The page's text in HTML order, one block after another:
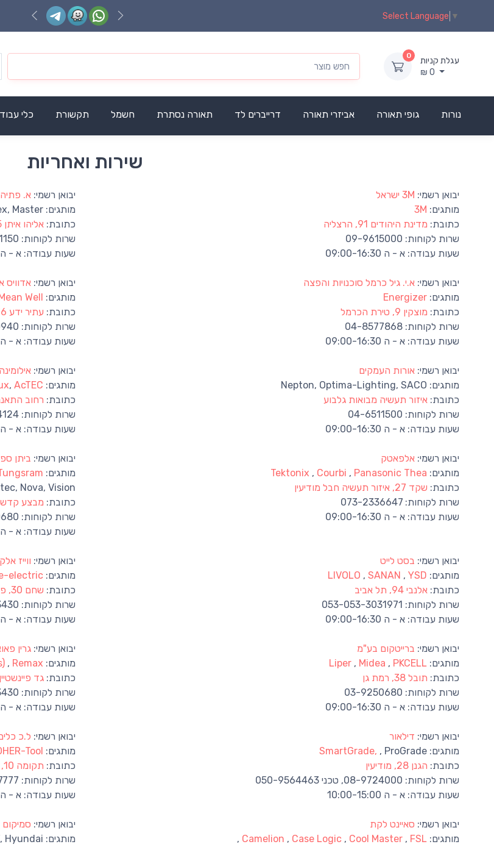
Select Language ▼
0
עגלת קניות
₪ 0
נורות גופי תאורה אביזרי תאורה דרייברים לד תאורה נסתרת חשמל תקשורת כלי
שירות ואחריות
יבואן רשמי: ‪3M‬ ישראל
מותגים: 3M
כתובת: מדינת היהודים 91, הרצליה
שרות לקוחות:
שעות עבודה: א - ה 09:00-16:30
יבואן רשמי: א. פתיה
מותגים: Master
כתובת: אליהו איתן 15, ראשון לציון
שרות לקוחות:
שעות עבודה: א - ה 09:00-16:30
יבואן רשמי: ‪ א.י. גיל כרמל סוכנויות והפצה
מותגים: Energizer
כתובת: מוצקין 9, טירת הכרמל
שרות לקוחות:
שעות עבודה: א - ה 09:00-16:30
יבואן רשמי: אדוויס
מותגים: Well
כתובת: עתיר ידע 16, כפר סבא
שרות לקוחות:
שעות עבודה: א - ה 09:00-16:30
יבואן רשמי: אורות העמקים
מותגים:
כתובת: איזור תעשיה מבואות גלבוע
שרות לקוחות:
שעות עבודה: א - ה 09:00-16:30
יבואן רשמי: אילומינה
מותגים:
, AcTEC
כתובת: רחוב
שרות לקוחות:
שעות עבודה: א - ה 09:00-16:30
יבואן רשמי: אלפאטק
מותגים:
Tektonix , Courbi , Panasonic Thea
כתובת: שקד 27, איזור תעשיה חבל מודיעין
שרות לקוחות:
שעות עבודה: א - ה 09:00-16:30
יבואן רשמי: ביתן
מותגים:
Nova, Vision
כתובת: מבצע קדש 68, בני ברק
שרות לקוחות:
שעות עבודה: א - ה 09:00-16:30
יבואן רשמי: בסט לייט
מותגים:
LIVOLO , SANAN , YSD
כתובת: אלנבי 94, תל אביב
שרות לקוחות:
שעות עבודה: א - ה 09:00-16:30
יבואן רשמי: ווייז
מותגים: electric
כתובת: שחם 30, פתח תקווה
שרות לקוחות:
שעות עבודה: א - ה 09:00-16:30
יבואן רשמי: ברייטקום בע"מ
מותגים:
Liper , Midea , PKCELL
כתובת: תובל 38, רמת גן
שרות לקוחות:
שעות עבודה: א - ה 09:00-16:30
יבואן רשמי: גרין
מותגים:
, Remax
כתובת: גד פיינשטיין 13, רחובות
שרות לקוחות:
שעות עבודה: א - ה 09:00-16:30
יבואן רשמי: דילאור
מותגים:
SmartGrade, , ProGrade
כתובת: הגנן 28, מודיעין
שרות לקוחות:
שעות עבודה: א - ה 10:00-15:00
יבואן רשמי: ל.כ
מותגים: Tool
כתובת: תקומה 10, רמלה
שרות לקוחות:
שעות עבודה: א - ה 09:00-16:30
יבואן רשמי: סאיינט לקת
מותגים:
Camelion , Case Logic , Cool Master , FSL
,
יבואן רשמי:
מותגים: Hyundai